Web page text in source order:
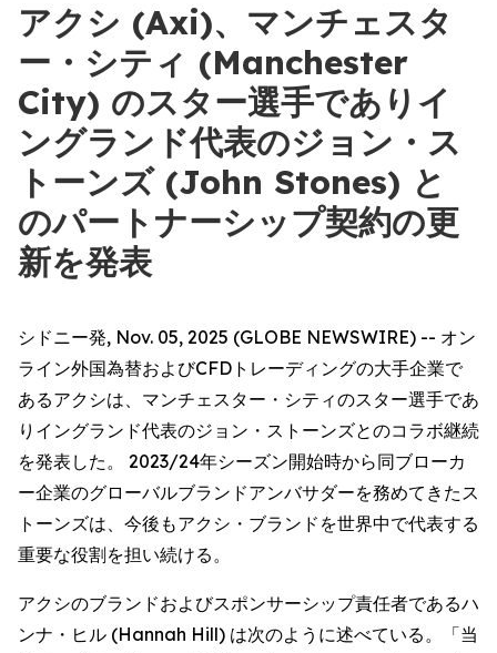
アクシ (Axi)、マンチェスタ
ー・シティ (Manchester
City) のスター選手でありイ
ングランド代表のジョン・ス
トーンズ (John Stones) と
のパートナーシップ契約の更
新を発表
シドニー発, Nov. 05, 2025 (GLOBE NEWSWIRE) -- オン
ライン外国為替およびCFDトレーディングの大手企業で
あるアクシは、マンチェスター・シティのスター選手であ
りイングランド代表のジョン・ストーンズとのコラボ継続
を発表した。 2023/24年シーズン開始時から同ブローカ
ー企業のグローバルブランドアンバサダーを務めてきたス
トーンズは、今後もアクシ・ブランドを世界中で代表する
重要な役割を担い続ける。
アクシのブランドおよびスポンサーシップ責任者であるハ
ンナ・ヒル (Hannah Hill) は次のように述べている。「当